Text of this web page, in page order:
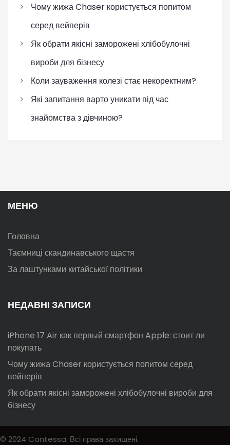
Чому жижа Chaser користується попитом
серед вейперів
Як обрати якісні заморожені хлібобулочні
вироби для бізнесу
Коли зауваження колезі стає некоректним?
Які запитання варто уникати під час
знайомства з дівчиною?
МЕНЮ
Головна
Таємниці скандинавського щастя
За лаштунками китайської політики
НЕДАВНІ ЗАПИСИ
iPhone 17 Air как первый смартфон Apple: стоит ли
покупать
Чому жижа Chaser користується попитом серед
вейперів
Як обрати якісні заморожені хлібобулочні вироби для
бізнесу
© 2024 Contessa. Всі права захищені.